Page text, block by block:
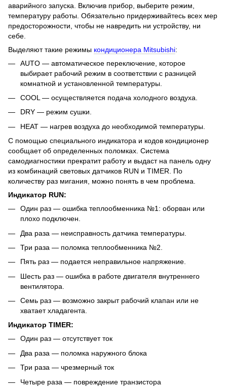
аварийного запуска. Включив прибор, выберите режим,
температуру работы. Обязательно придерживайтесь всех мер
предосторожности, чтобы не навредить ни устройству, ни
себе.
Выделяют такие режимы кондиционера Mitsubishi:
AUTO — автоматическое переключение, которое
выбирает рабочий режим в соответствии с разницей
комнатной и установленной температуры.
COOL — осуществляется подача холодного воздуха.
DRY — режим сушки.
HEAT — нагрев воздуха до необходимой температуры.
С помощью специального индикатора и кодов кондиционер
сообщает об определенных поломках. Система
самодиагностики прекратит работу и выдаст на панель одну
из комбинаций световых датчиков RUN и TIMER. По
количеству раз мигания, можно понять в чем проблема.
Индикатор RUN:
Один раз — ошибка теплообменника №1: оборван или
плохо подключен.
Два раза — неисправность датчика температуры.
Три раза — поломка теплообменника №2.
Пять раз — подается неправильное напряжение.
Шесть раз — ошибка в работе двигателя внутреннего
вентилятора.
Семь раз — возможно закрыт рабочий клапан или не
хватает хладагента.
Индикатор TIMER:
Один раз — отсутствует ток
Два раза — поломка наружного блока
Три раза — чрезмерный ток
Четыре раза — повреждение транзистора